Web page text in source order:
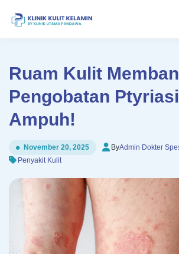
Ruam Kulit
Pengobatan
Ampuh!
November 20, 2025 ByAdmin Dokter
Penyakit Kulit